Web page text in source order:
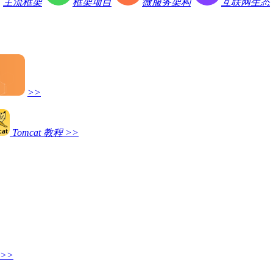
主流框架 框架项目 微服务架构 互联网生态
>>
Tomcat 教程 >>
>>